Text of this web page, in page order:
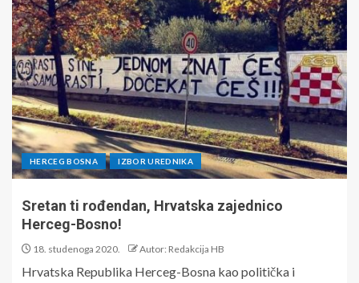
HERCEG BOSNA IZBOR UREDNIKA
Sretan ti rođendan, Hrvatska zajednico
Herceg-Bosno!
18. studenoga 2020. Autor: Redakcija HB
Hrvatska Republika Herceg-Bosna kao politička i